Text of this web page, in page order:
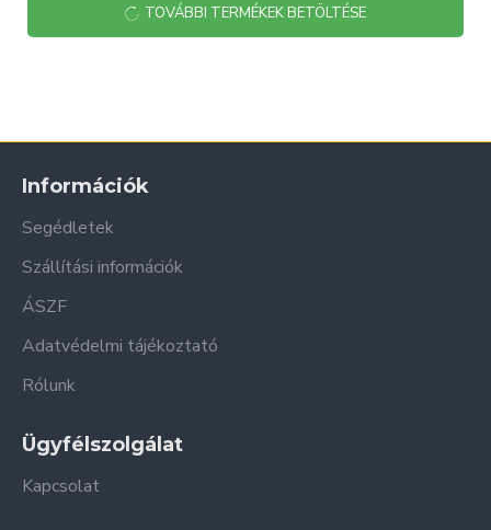
TOVÁBBI TERMÉKEK BETÖLTÉSE
Információk
Segédletek
Szállítási információk
ÁSZF
Adatvédelmi tájékoztató
Rólunk
Ügyfélszolgálat
Kapcsolat